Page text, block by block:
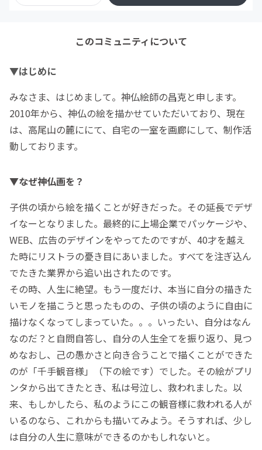
このコミュニティについて
▼はじめに
みなさま、はじめまして。神仏絵師の昌克と申します。
2010年から、神仏の絵を描かせていただいており、現在
は、高尾山の麓ににて、自宅の一室を画廊にして、制作活
動しております。
▼なぜ神仏画を？
子供の頃から絵を描くことが好きだった。その延長でデザ
イなーとなりました。最終的に上場企業でパッケージや、
WEB、広告のデザインをやってたのですが、40才を越え
た時にリストラの憂き目にあいました。すべてを注ぎ込ん
でたきた業界から追い出されたのです。
その時、人生に絶望。もう一度だけ、本当に自分の描きた
いモノを描こうと思ったものの、子供の頃のように自由に
描けなくなってしまっていた。。。いったい、自分はなん
なのだ？と自問自答し、自分の人生全てを振り返り、見つ
めなおし、己の愚かさと向き合うことで描くことができた
のが「千手観音様」（下の絵です）でした。その絵がプリ
ンタから出てきたとき、私は号泣し、救われました。以
来、もしかしたら、私のようにこの観音様に救われる人が
いるのなら、これからも描いてみよう。そうすれば、少し
は自分の人生に意味ができるのかもしれないと。